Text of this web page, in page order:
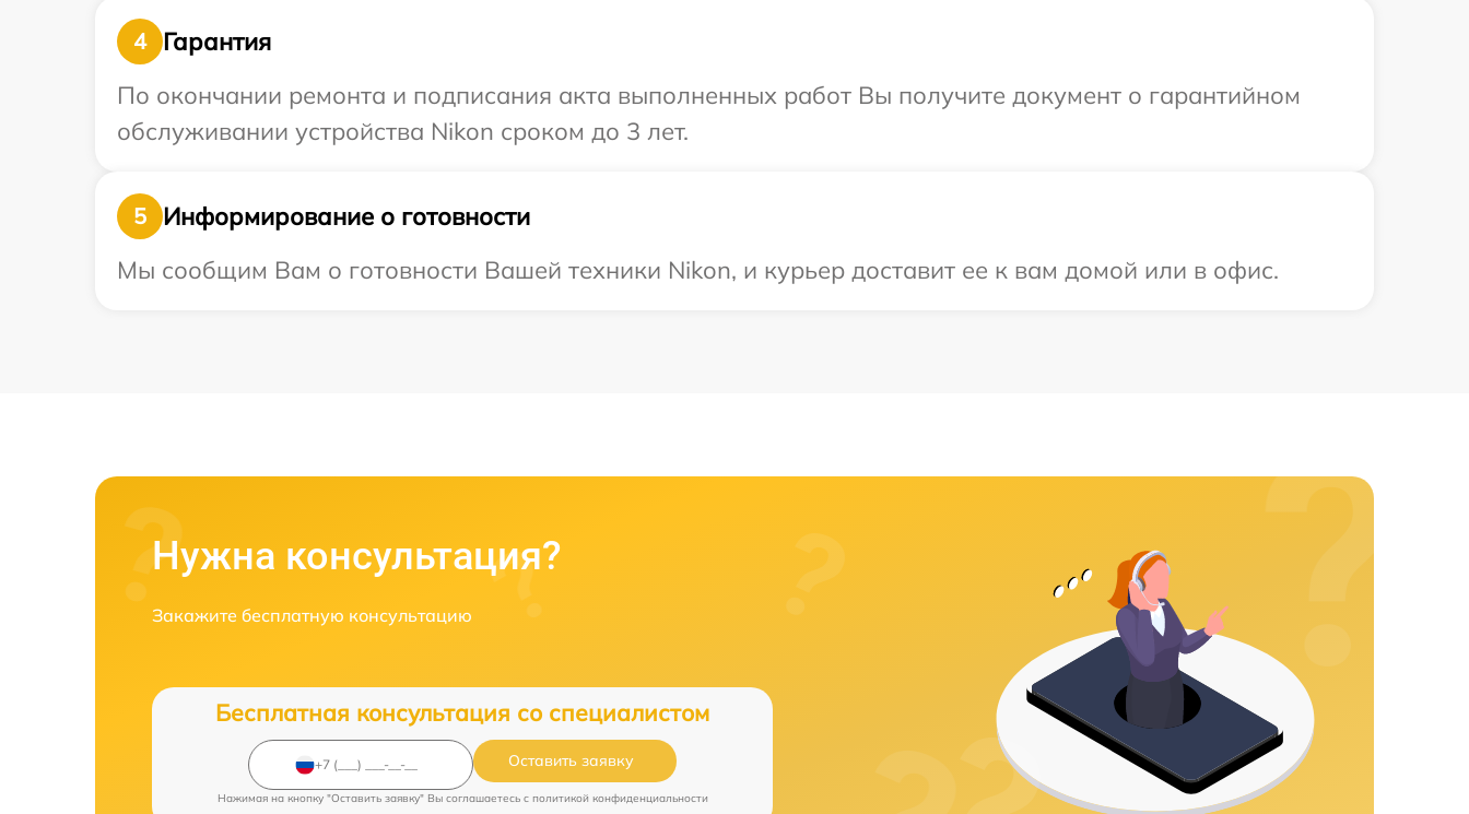
4
Гарантия
По окончании ремонта и подписания акта выполненных работ Вы получите документ о гарантийном
обслуживании устройства Nikon сроком до 3 лет.
5
Информирование о готовности
Мы сообщим Вам о готовности Вашей техники Nikon, и курьер доставит ее к вам домой или в офис.
Нужна консультация?
Закажите бесплатную консультацию
Бесплатная консультация со специалистом
Оставить заявку
Нажимая на кнопку "Оставить заявку" Вы соглашаетесь c политикой конфиденциальности